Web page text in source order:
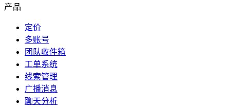
产品
定价
多账号
团队收件箱
工单系统
线索管理
广播消息
聊天分析